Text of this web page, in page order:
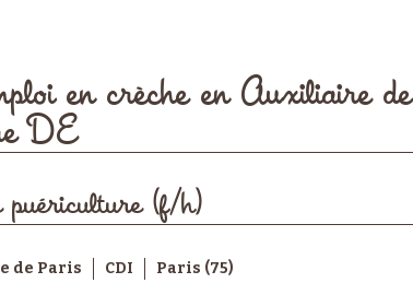
en crèche en Auxiliaire de
DE
(f/h)
de Paris CDI
Paris (75)